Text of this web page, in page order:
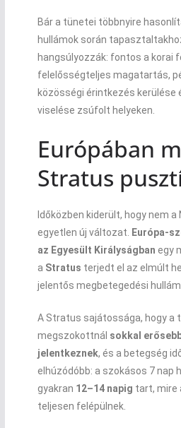
Bár a tünetei többnyire
hullámok során
hangsúlyozzák: fontos a korai
felelősségteljes magatartás,
közösségi érintkezés kerülése
viselése zsúfolt helyeken.
Európában
Stratus
Időközben kiderült, hogy nem a
egyetlen új változat.
Európa-
az Egyesült Királyságban egy
a Stratus terjedt el az elmúlt
jelentős megbetegedési
A Stratus sajátossága, hogy a
megszokottnál sokkal
jelentkeznek, és a betegség
elhúzódóbb: a szokásos 7 nap
gyakran 12–14 napig tart, mire
teljesen felépülnek.